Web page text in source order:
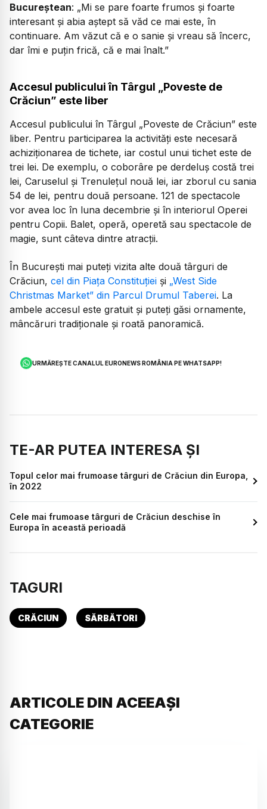
Bucureștean: „Mi se pare foarte frumos și foarte
interesant și abia aștept să văd ce mai este, în
continuare. Am văzut că e o sanie și vreau să încerc,
dar îmi e puțin frică, că e mai înalt.”
Accesul publicului în Târgul „Poveste de
Crăciun” este liber
Accesul publicului în Târgul „Poveste de Crăciun” este
liber. Pentru participarea la activități este necesară
achiziționarea de tichete, iar costul unui tichet este de
trei lei. De exemplu, o coborâre pe derdeluș costă trei
lei, Caruselul și Trenulețul nouă lei, iar zborul cu sania
54 de lei, pentru două persoane. 121 de spectacole
vor avea loc în luna decembrie și în interiorul Operei
pentru Copii. Balet, operă, operetă sau spectacole de
magie, sunt câteva dintre atracții.
În București mai puteți vizita alte două târguri de
Crăciun, cel din Piața Constituției și „West Side
Christmas Market” din Parcul Drumul Taberei. La
ambele accesul este gratuit și puteți găsi ornamente,
mâncăruri tradiționale și roată panoramică.
URMĂREȘTE CANALUL EURONEWS ROMÂNIA PE WHATSAPP!
TE-AR PUTEA INTERESA ȘI
Topul celor mai frumoase târguri de Crăciun din Europa,
în 2022
Cele mai frumoase târguri de Crăciun deschise în
Europa în această perioadă
TAGURI
CRĂCIUN SĂRBĂTORI
ARTICOLE DIN ACEEAȘI
CATEGORIE